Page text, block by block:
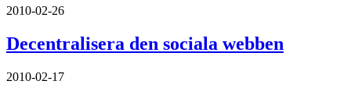
2010-02-26
Decentralisera den sociala webben
2010-02-17